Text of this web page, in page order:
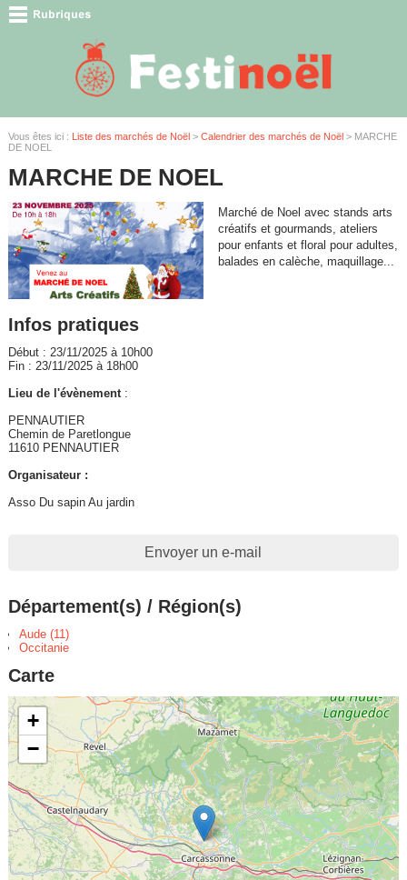
Vous êtes ici : Liste des marchés de Noël> Calendrier des marchés de Noël> MARCHE
DE NOEL
MARCHE DE NOEL
Marché de Noel avec stands arts
créatifs et gourmands, ateliers
pour enfants et floral pour adultes,
balades en calèche, maquillage...
Infos pratiques
Début : 23/11/2025 à 10h00
Fin : 23/11/2025 à 18h00
Lieu de l'évènement:
PENNAUTIER
Chemin de Paretlongue
11610 PENNAUTIER
Organisateur :
Asso Du sapin Au jardin
Envoyer un e-mail
Département(s) / Région(s)
Aude (11)
Occitanie
Carte
+
−